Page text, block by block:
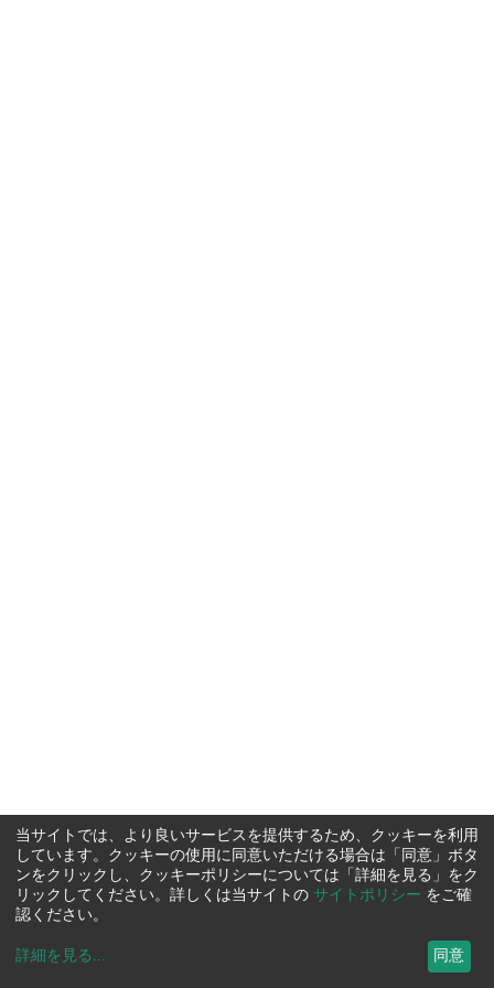
当サイトでは、より良いサービスを提供するため、クッキーを利用
しています。クッキーの使用に同意いただける場合は「同意」ボタ
ンをクリックし、クッキーポリシーについては「詳細を見る」をク
リックしてください。詳しくは当サイトの サイトポリシー をご確
認ください。
詳細を見る ... 同意